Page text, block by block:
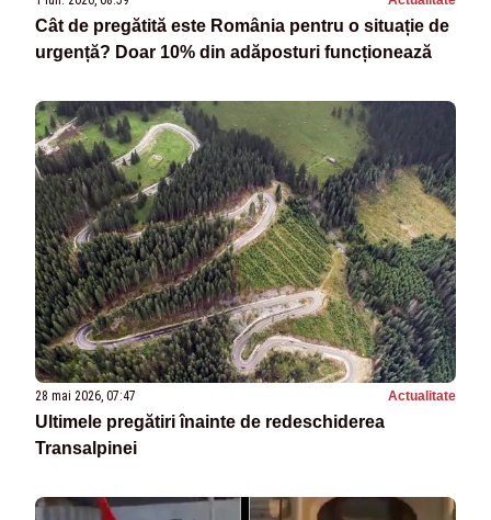
Cât de pregătită este România pentru o situație de
urgență? Doar 10% din adăposturi funcționează
28 mai 2026, 07:47 Actualitate
Ultimele pregătiri înainte de redeschiderea
Transalpinei